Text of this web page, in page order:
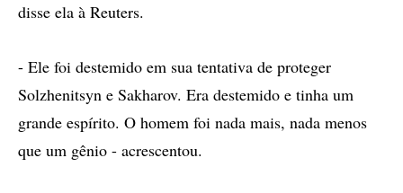
disse ela à Reuters.
- Ele foi destemido em sua tentativa de proteger
Solzhenitsyn e Sakharov. Era destemido e tinha um
grande espírito. O homem foi nada mais, nada menos
que um gênio - acrescentou.